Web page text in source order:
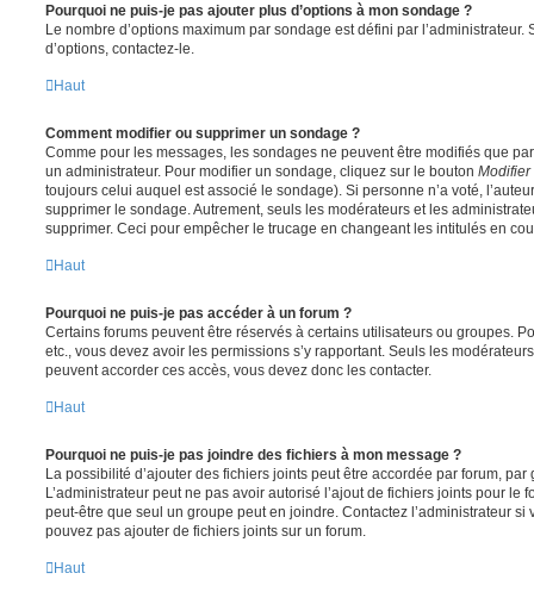
Pourquoi ne puis-je pas ajouter plus d’options à mon sondage ?
Le nombre d’options maximum par sondage est défini par l’administrateur.
d’options, contactez-le.
Haut
Comment modifier ou supprimer un sondage ?
Comme pour les messages, les sondages ne peuvent être modifiés que
un administrateur. Pour modifier un sondage, cliquez sur le bouton Modifier
toujours celui auquel est associé le sondage). Si personne n’a voté,
supprimer le sondage. Autrement, seuls les modérateurs et les
supprimer. Ceci pour empêcher le trucage en changeant les intitulés en
Haut
Pourquoi ne puis-je pas accéder à un forum ?
Certains forums peuvent être réservés à certains utilisateurs ou groupes.
etc., vous devez avoir les permissions s’y rapportant. Seuls les
peuvent accorder ces accès, vous devez donc les contacter.
Haut
Pourquoi ne puis-je pas joindre des fichiers à mon message ?
La possibilité d’ajouter des fichiers joints peut être accordée par forum, par
L’administrateur peut ne pas avoir autorisé l’ajout de fichiers joints pour le
peut-être que seul un groupe peut en joindre. Contactez l’administrateur
pouvez pas ajouter de fichiers joints sur un forum.
Haut